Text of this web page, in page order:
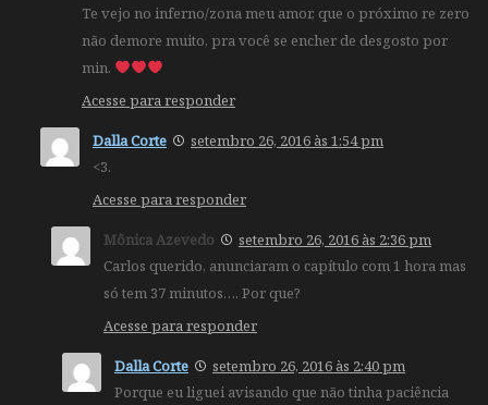
Te vejo no inferno/zona meu amor, que o próximo re zero
não demore muito, pra você se encher de desgosto por
min.
Acesse para responder
Dalla Corte
setembro 26, 2016 às 1:54 pm
<3.
Acesse para responder
Mônica Azevedo
setembro 26, 2016 às 2:36 pm
Carlos querido, anunciaram o capítulo com 1 hora mas
só tem 37 minutos…. Por que?
Acesse para responder
Dalla Corte
setembro 26, 2016 às 2:40 pm
Porque eu liguei avisando que não tinha paciência